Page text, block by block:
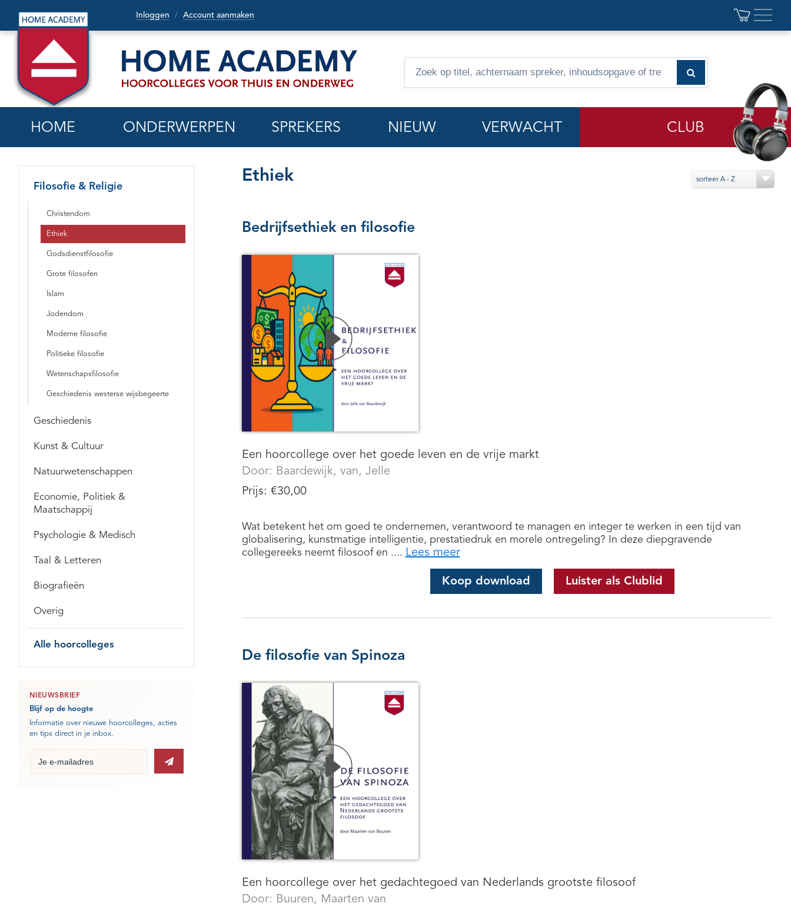
Inloggen / Account aanmaken
HOME ONDERWERPEN SPREKERS NIEUW VERWACHT CLUB
Filosofie & Religie
Christendom
Ethiek
Godsdienstfilosofie
Grote filosofen
Islam
Jodendom
Moderne filosofie
Politieke filosofie
Wetenschapsfilosofie
Geschiedenis westerse wijsbegeerte
Geschiedenis
Kunst & Cultuur
Natuurwetenschappen
Economie, Politiek &
Maatschappij
Psychologie & Medisch
Taal & Letteren
Biografieën
Overig
Alle hoorcolleges
NIEUWSBRIEF
Blijf op de hoogte
Informatie over nieuwe hoorcolleges, acties
en tips direct in je inbox.
Ethiek sorteer A - Z
Bedrijfsethiek en filosofie
Een hoorcollege over het goede leven en de vrije markt
Door: Baardewijk, van, Jelle
Prijs: €30,00
Wat betekent het om goed te ondernemen, verantwoord te managen en integer te werken in een tijd van
globalisering, kunstmatige intelligentie, prestatiedruk en morele ontregeling? In deze diepgravende
collegereeks neemt filosoof en .... Lees meer
Koop download Luister als Clublid
De filosofie van Spinoza
Een hoorcollege over het gedachtegoed van Nederlands grootste filosoof
Door: Buuren, Maarten van